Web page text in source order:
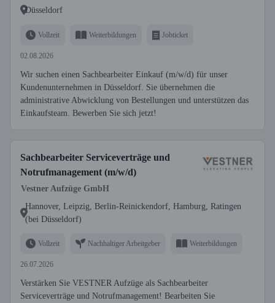
Düsseldorf
Vollzeit Weiterbildungen Jobticket
02.08.2026
Wir suchen einen Sachbearbeiter Einkauf (m/w/d) für unser
Kundenunternehmen in Düsseldorf. Sie übernehmen die
administrative Abwicklung von Bestellungen und unterstützen das
Einkaufsteam. Bewerben Sie sich jetzt!
Sachbearbeiter Serviceverträge und
Notrufmanagement (m/w/d)
Vestner Aufzüge GmbH
Hannover, Leipzig, Berlin-Reinickendorf, Hamburg, Ratingen
(bei Düsseldorf)
Vollzeit Nachhaltiger Arbeitgeber Weiterbildungen
26.07.2026
Verstärken Sie VESTNER Aufzüge als Sachbearbeiter
Serviceverträge und Notrufmanagement! Bearbeiten Sie